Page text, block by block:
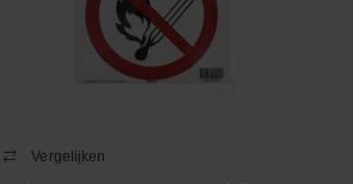
Vergelijken